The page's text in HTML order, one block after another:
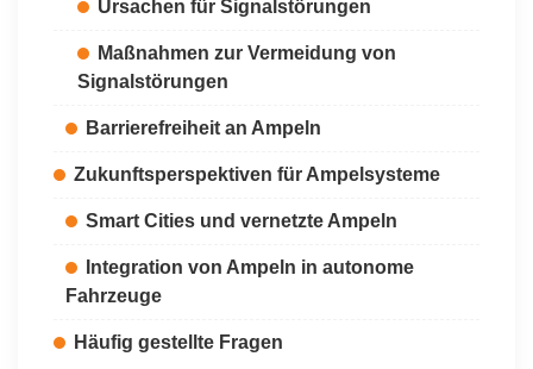
Ursachen für Signalstörungen
Maßnahmen zur Vermeidung von
Signalstörungen
Barrierefreiheit an Ampeln
Zukunftsperspektiven für Ampelsysteme
Smart Cities und vernetzte Ampeln
Integration von Ampeln in autonome
Fahrzeuge
Häufig gestellte Fragen